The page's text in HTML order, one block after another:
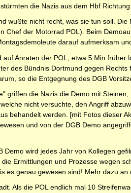
die Nazis aus dem Hbf Richtung
wußte nicht recht, was sie tun soll.
Chef der Motorrad POL). Beim
darauf aufmerksam
Anraten der POL, etwa 5 Min
des Bündnis Dortmund gegen
so die Entgegnung des DGB
griffen die Nazis die Demo mit
nicht versuchte, den Angriff
behandelt werden. [mit Fotos dieser
und von der DGB Demo
wird jedes Jahr von Kollegen
Ermittlungen und Prozesse wegen
es genau gewesen sind! Mehr dazu an
Als die POL endlich mal 10